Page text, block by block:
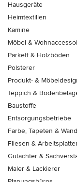
Hausgeräte
Heimtextilien
Kamine
Möbel &
Parkett & Holzböden
Polsterer
Produkt- &
Teppich &
Baustoffe
Entsorgungsbetriebe
Farbe, Tapeten &
Fliesen &
Gutachter &
Maler & Lackierer